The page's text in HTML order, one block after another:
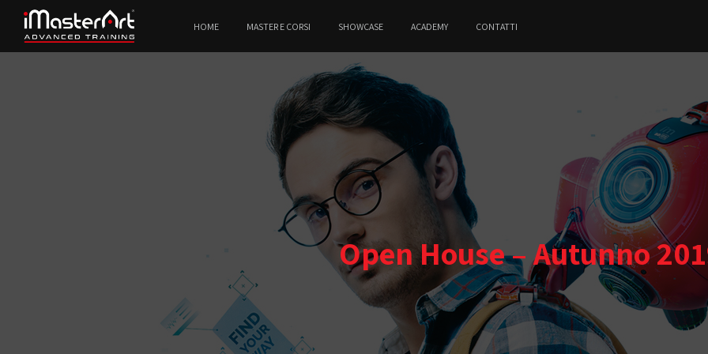
HOME MASTER E CORSI SHOWCASE ACADEMY CONTATTI
Open House – Autunno